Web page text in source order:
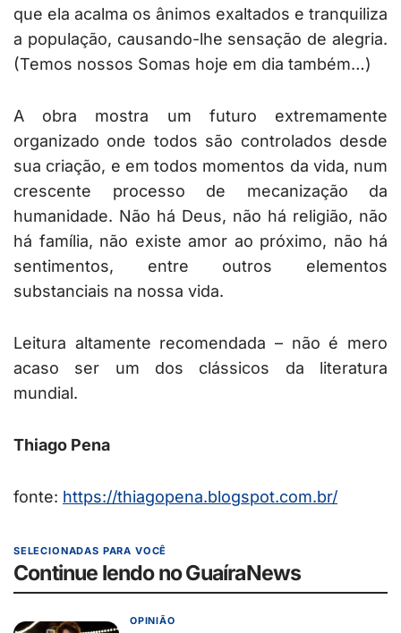
que ela acalma os ânimos exaltados e tranquiliza
a população, causando-lhe sensação de alegria.
(Temos nossos Somas hoje em dia também…)
A obra mostra um futuro extremamente
organizado onde todos são controlados desde
sua criação, e em todos momentos da vida, num
crescente processo de mecanização da
humanidade. Não há Deus, não há religião, não
há família, não existe amor ao próximo, não há
sentimentos, entre outros elementos
substanciais na nossa vida.
Leitura altamente recomendada – não é mero
acaso ser um dos clássicos da literatura
mundial.
Thiago Pena
fonte: https://thiagopena.blogspot.com.br/
SELECIONADAS PARA VOCÊ
Continue lendo no GuaíraNews
OPINIÃO